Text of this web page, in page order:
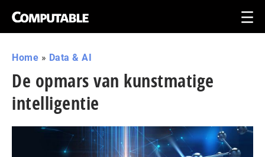
Home » Data & AI
De opmars van kunstmatige
intelligentie